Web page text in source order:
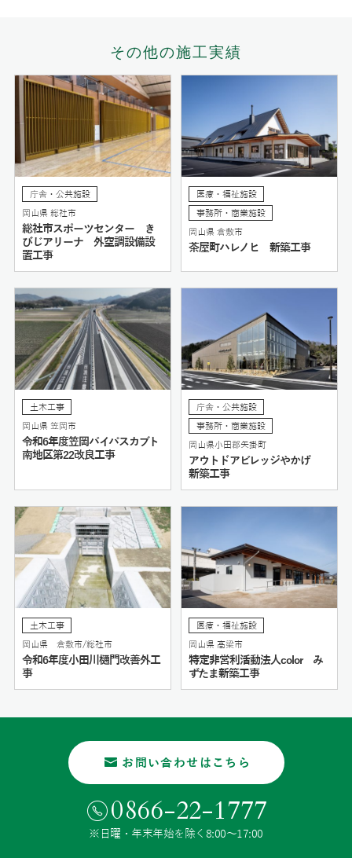
その他の施工実績
庁舎・公共施設
岡山県 総社市
総社市スポーツセンター き
びじアリーナ 外空調設備設
置工事
医療・福祉施設
事務所・商業施設
岡山県 倉敷市
茶屋町ハレノヒ 新築工事
土木工事
岡山県 笠岡市
令和6年度笠岡バイパスカブト
南地区第22改良工事
庁舎・公共施設
事務所・商業施設
岡山県小田郡矢掛町
アウトドアビレッジやかげ
新築工事
土木工事
岡山県 倉敷市/総社市
令和6年度小田川樋門改善外工
事
医療・福祉施設
岡山県 高梁市
特定非営利活動法人color み
ずたま新築工事
お問い合わせはこちら
0866-22-1777
※日曜・年末年始を除く8:00〜17:00